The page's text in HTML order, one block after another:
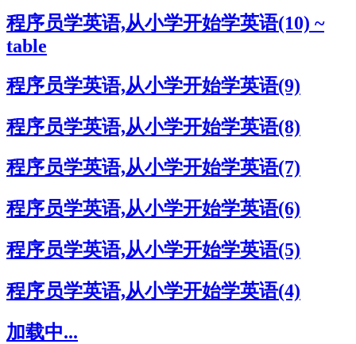
程序员学英语,从小学开始学英语(10) ~
table
程序员学英语,从小学开始学英语(9)
程序员学英语,从小学开始学英语(8)
程序员学英语,从小学开始学英语(7)
程序员学英语,从小学开始学英语(6)
程序员学英语,从小学开始学英语(5)
程序员学英语,从小学开始学英语(4)
加载中...